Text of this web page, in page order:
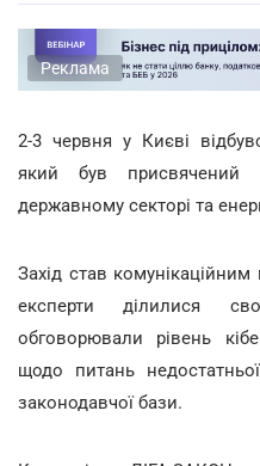
Реклама
2-3 червня у Києві
який був присвячений
державному секторі та
Захід став
експерти ділилися
обговорювали рівень
щодо питань
законодавчої бази.